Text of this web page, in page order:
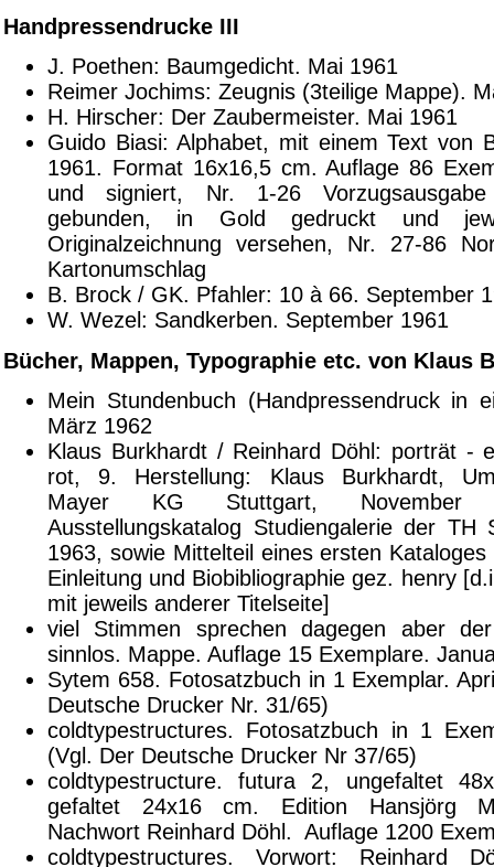
Handpressendrucke III
J. Poethen: Baumgedicht. Mai 1961
Reimer Jochims: Zeugnis (3teilige Mappe).
H. Hirscher: Der Zaubermeister. Mai 1961
Guido Biasi: Alphabet, mit einem Text von
1961. Format 16x16,5 cm. Auflage 86
und signiert, Nr. 1-26
gebunden, in Gold gedruckt und
Originalzeichnung versehen, Nr. 27-86
Kartonumschlag
B. Brock / GK. Pfahler: 10 à 66. September
W. Wezel: Sandkerben. September 1961
Bücher, Mappen, Typographie etc. von Klaus
Mein Stundenbuch (Handpressendruck in
März 1962
Klaus Burkhardt / Reinhard Döhl: porträt -
rot, 9. Herstellung: Klaus Burkhardt,
Mayer KG Stuttgart, November
Ausstellungskatalog Studiengalerie der TH
1963, sowie Mittelteil eines ersten
Einleitung und Biobibliographie gez. henry
mit jeweils anderer Titelseite]
viel Stimmen sprechen dagegen aber
sinnlos. Mappe. Auflage 15 Exemplare.
Sytem 658. Fotosatzbuch in 1 Exemplar.
Deutsche Drucker Nr. 31/65)
coldtypestructures. Fotosatzbuch in 1
(Vgl. Der Deutsche Drucker Nr 37/65)
coldtypestructure. futura 2, ungefaltet
gefaltet 24x16 cm. Edition Hansjörg
Nachwort Reinhard Döhl. Auflage 1200
coldtypestructures. Vorwort: Reinhard